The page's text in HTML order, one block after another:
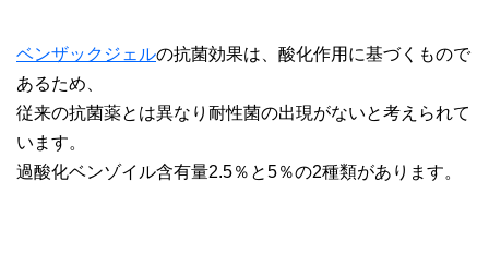
ベンザックジェルの抗菌効果は、酸化作用に基づくもので
あるため、
従来の抗菌薬とは異なり耐性菌の出現がないと考えられて
います。
過酸化ベンゾイル含有量2.5％と5％の2種類があります。